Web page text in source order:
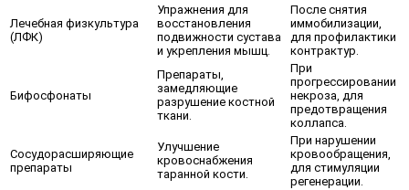
Лечебная физкультура
(ЛФК)
Упражнения для
восстановления
подвижности сустава
и укрепления мышц.
После снятия
иммобилизации,
для профилактики
контрактур.
Бифосфонаты
Препараты,
замедляющие
разрушение костной
ткани.
При
прогрессировании
некроза, для
предотвращения
коллапса.
Сосудорасширяющие
препараты
Улучшение
кровоснабжения
таранной кости.
При нарушении
кровообращения,
для стимуляции
регенерации.